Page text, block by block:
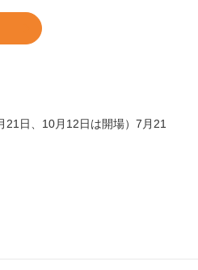
21日、10月12日は開場）7月21